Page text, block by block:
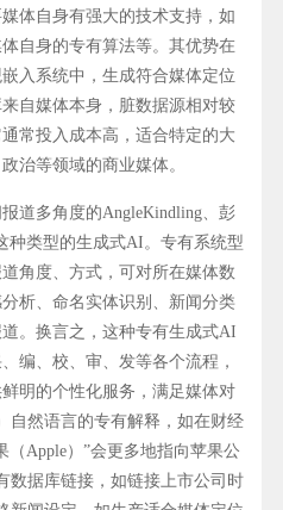
体自身有强大的技术支持，如
自身的专有算法等。其优势在
入系统中，生成符合媒体定位
自媒体本身，脏数据源相对较
常投入成本高，适合特定的大
治等领域的商业媒体。
多角度的AngleKindling、彭
种类型的生成式AI。专有系统型
角度、方式，可对所在媒体数
析、命名实体识别、新闻分类
。换言之，这种专有生成式AI
编、校、审、发等各个流程，
明的个性化服务，满足媒体对
自然语言的专有解释，如在财经
（Apple）”会更多地指向苹果公
数据库链接，如链接上市公司时